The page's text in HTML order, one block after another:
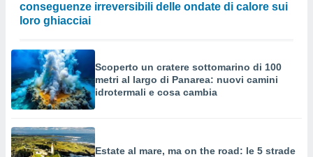
conseguenze irreversibili delle ondate di calore sui
loro ghiacciai
Scoperto un cratere sottomarino di 100
metri al largo di Panarea: nuovi camini
idrotermali e cosa cambia
Estate al mare, ma on the road: le 5 strade